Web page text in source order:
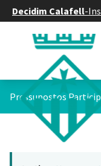
Decidim Calafell-
Pressupostos